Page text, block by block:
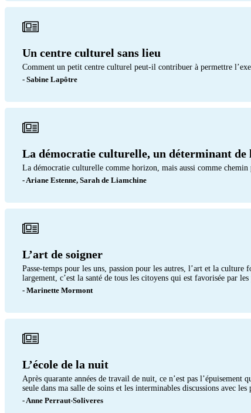
Un centre culturel sans lieu
Comment un petit centre culturel peut-il contribuer à permettre
- Sabine Lapôtre
La démocratie culturelle, un déterminant de
La démocratie culturelle comme horizon, mais aussi comme
- Ariane Estenne, Sarah de Liamchine
L’art de soigner
Passe-temps pour les uns, passion pour les autres, l’art et la
largement, c’est la santé de tous les citoyens qui est favorisée par
- Marinette Mormont
L’école de la nuit
Après quarante années de travail de nuit, ce n’est pas
seule dans ma salle de soins et les interminables discussions avec les
- Anne Perraut-Soliveres